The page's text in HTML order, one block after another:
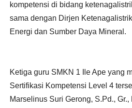
kompetensi di bidang
sama dengan Dirjen
Energi dan Sumber Daya Mineral.
Ketiga guru SMKN 1 Ile Ape yang
Sertifikasi Kompetensi Level 4
Marselinus Suri Gerong, S.Pd.,